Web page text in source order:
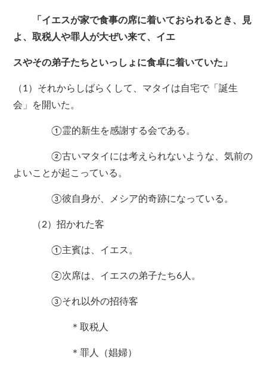
「イエスが家で食事の席に着いておられるとき、見
よ、取税人や罪人が大ぜい来て、イエ
スやその弟子たちといっしょに食卓に着いていた」
（1）それからしばらくして、マタイは自宅で「誕生
会」を開いた。
①霊的新生を感謝する会である。
②古いマタイには考えられないような、気前の
よいことが起こっている。
③彼自身が、メシア的奇跡になっている。
（2）招かれた客
①主賓は、イエス。
②次席は、イエスの弟子たち6人。
③それ以外の招待客
＊取税人
＊罪人（娼婦）